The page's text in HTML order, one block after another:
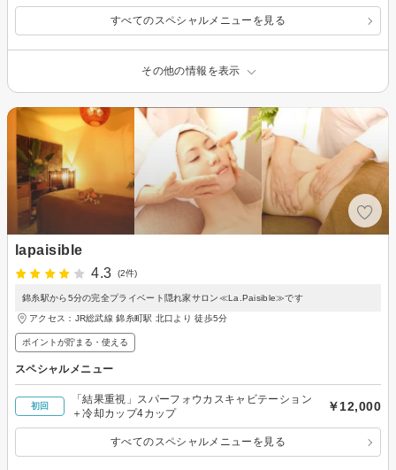
すべてのスペシャルメニューを見る
その他の情報を表示
lapaisible
4.3
(2件)
錦糸駅から5分の完全プライベート隠れ家サロン≪La.Paisible≫です
アクセス：JR総武線 錦糸町駅 北口より 徒歩5分
ポイントが貯まる・使える
スペシャルメニュー
初回
「結果重視」スパーフォウカスキャビテーション
＋冷却カップ4カップ
￥12,000
すべてのスペシャルメニューを見る